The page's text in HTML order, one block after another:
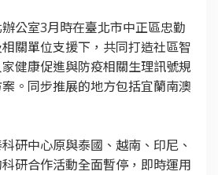
公室3月時在臺北市中正區忠勤
關單位支援下，共同打造社區智
健康促進與防疫相關生理訊號規
。同步推展的地方包括宜蘭南澳
研中心原與泰國、越南、印尼、
研合作活動全面暫停，即時運用